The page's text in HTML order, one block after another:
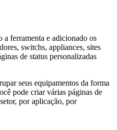
a ferramenta e adicionado os
switchs, appliances, sites
de status personalizadas
seus equipamentos da forma
pode criar várias páginas de
por aplicação, por